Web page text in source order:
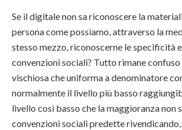
Se il digitale non sa riconoscere la
persona come possiamo, attraverso la
stesso mezzo, riconoscerne le specificità
convenzioni sociali? Tutto rimane confuso
vischiosa che uniforma a denominatore
normalmente il livello più basso
livello così basso che la maggioranza non
convenzioni sociali predette